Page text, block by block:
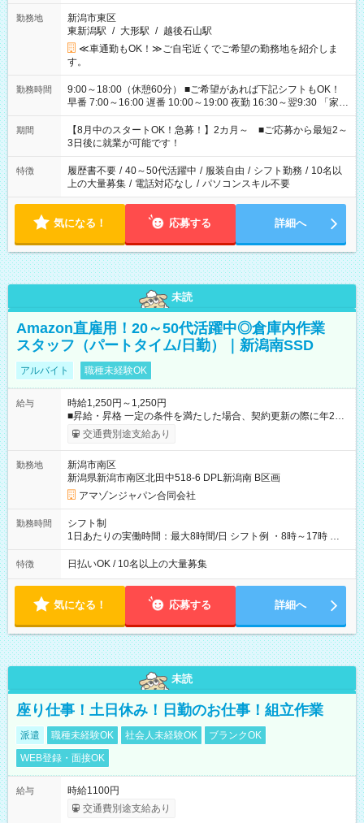
勤務地
新潟市東区
東新潟駅 / 大形駅 / 越後石山駅
≪車通勤もOK！≫ご自宅近くでご希望の勤務地を紹介しま
す。
勤務時間
9:00～18:00（休憩60分） ■ご希望があれば下記シフトもOK！
早番 7:00～16:00 遅番 10:00～19:00 夜勤 16:30～翌9:30 「家族
と休みを合わせたい」 「余裕を持って夕飯の準備がしたい」
「できれば残業はしたくない」 など、ご希望を教えてください
ね。 ※Wワーク希望の方へ 今ご覧のお仕事で希望する勤務時間
と、もう1つのお仕事の勤務時間。 合計で週40時間を超える場
合は応募できません。
期間
【8月中のスタートOK！急募！】2カ月～ ■ご応募から最短2～
3日後に就業が可能です！
特徴 履歴書不要 / 40～50代活躍中 / 服装自由 / シフト勤務 / 10名以
上の大量募集 / 電話対応なし / パソコンスキル不要
気になる！ 応募する 詳細へ
未読
Amazon直雇用！20～50代活躍中◎倉庫内作業
スタッフ（パートタイム/日勤）｜新潟南SSD
アルバイト 職種未経験OK
給与
時給1,250円～1,250円
■昇給・昇格 一定の条件を満たした場合、契約更新の際に年2回
まで昇給の機会があります。 ■正社員登用制度あり ※月末締/翌
月25日支払い ※時間外手当、別途支給 ※深夜割増賃金 (22:00～
☆Amazon直雇用で安定して働けます！ 【試用期間】試用期間
あり 試用期間の長さ：1週間 雇用形態、給与は本採用時と同じ
です。
交通費別途支給あり
勤務地
新潟市南区
新潟県新潟市南区北田中518-6 DPL新潟南 B区画
アマゾンジャパン合同会社
勤務時間
シフト制
1日あたりの実働時間：最大8時間/日 シフト例 ・8時～17時 ・
12時～21時
特徴 日払いOK / 10名以上の大量募集
気になる！ 応募する 詳細へ
未読
座り仕事！土日休み！日勤のお仕事！組立作業
派遣 職種未経験OK 社会人未経験OK
ブランクOK
WEB登録・面接OK
給与
時給1100円
交通費別途支給あり